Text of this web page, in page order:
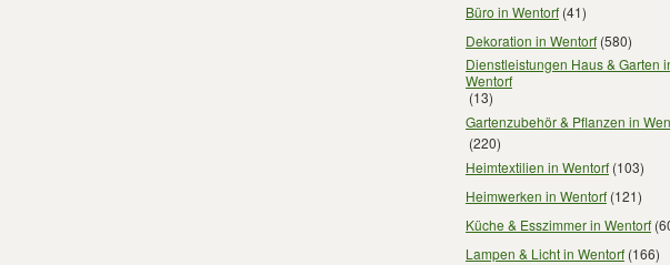
Büro in Wentorf (41)
Dekoration in Wentorf (580)
Dienstleistungen Haus & Garten
Wentorf
(13)
Gartenzubehör & Pflanzen in
(220)
Heimtextilien in Wentorf (103)
Heimwerken in Wentorf (121)
Küche & Esszimmer in Wentorf
Lampen & Licht in Wentorf (166)